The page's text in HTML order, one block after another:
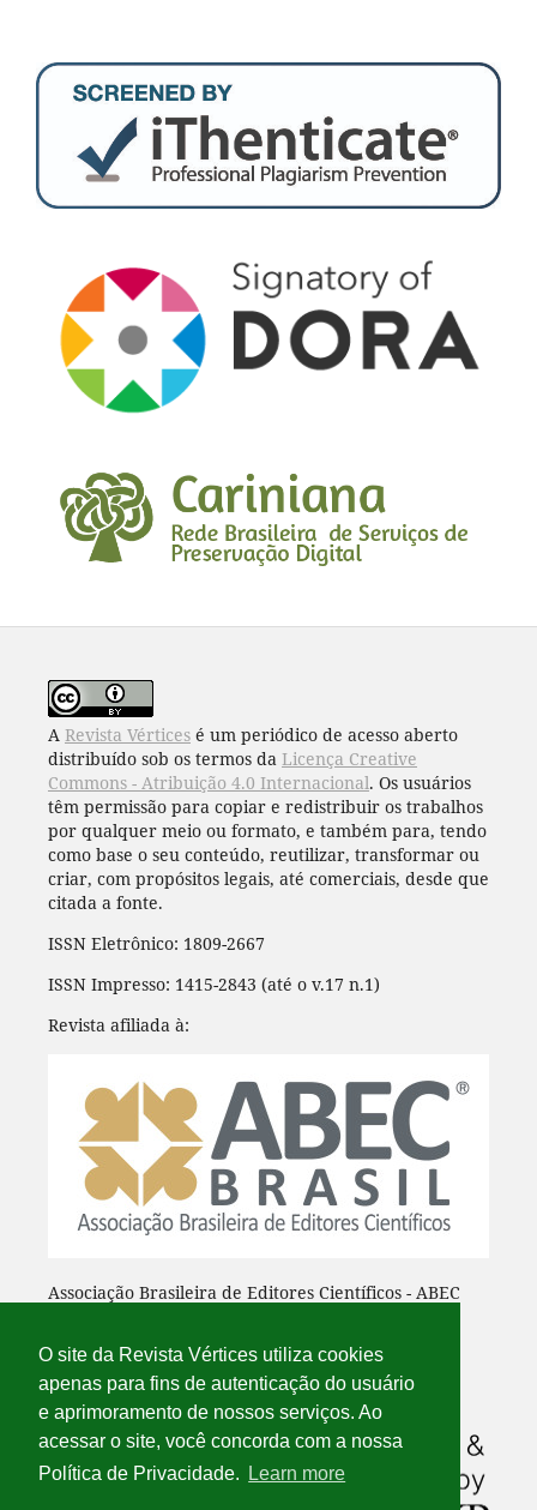
O site da Revista Vértices utiliza cookies
apenas para fins de autenticação do usuário
e aprimoramento de nossos serviços. Ao
acessar o site, você concorda com a nossa
Política de Privacidade.
Learn more
A Revista Vérticesé um periódico de acesso aberto
distribuído sob os termos da Licença Creative
Commons - Atribuição 4.0 Internacional. Os usuários
têm permissão para copiar e redistribuir os trabalhos
por qualquer meio ou formato, e também para, tendo
como base o seu conteúdo, reutilizar, transformar ou
criar, com propósitos legais, até comerciais, desde que
citada a fonte.
ISSN Eletrônico: 1809-2667
ISSN Impresso: 1415-2843 (até o v.17 n.1)
Revista afiliada à:
Associação Brasileira de Editores Científicos - ABEC